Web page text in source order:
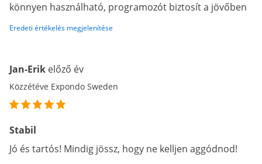
könnyen használható, programozót biztosít a jövőben
Eredeti értékelés megjelenítése
Jan-Erik előző év
Közzétéve Expondo Sweden
Stabil
Jó és tartós! Mindig jössz, hogy ne kelljen aggódnod!